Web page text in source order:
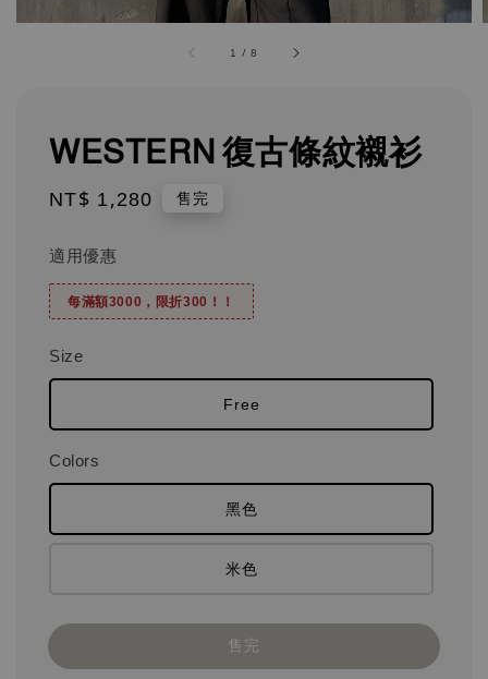
1 /8
WESTERN 復古條紋襯衫
Regular
NT$ 1,280 售完
適用優惠
每滿額3000，限折300！！
Size
Free
Colors
黑色
米色
售完